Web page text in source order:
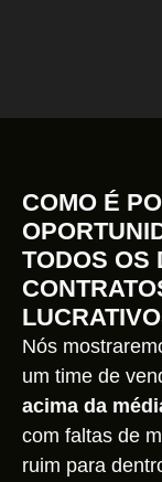
COMO É
TODOS OS
Nós
um time de
acima da
com faltas de
ruim para